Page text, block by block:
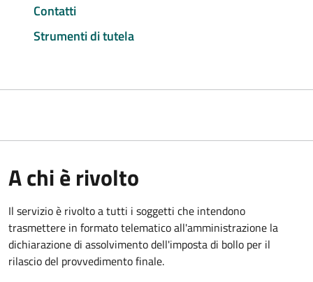
Contatti
Strumenti di tutela
A chi è rivolto
Il servizio è rivolto a tutti i soggetti che intendono
trasmettere in formato telematico all'amministrazione la
dichiarazione di assolvimento dell'imposta di bollo per il
rilascio del provvedimento finale.